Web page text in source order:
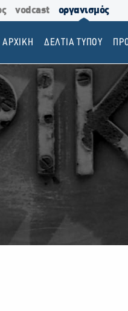
vodcast οργανισμός
ΑΡΧΙΚΗ ΔΕΛΤΙΑ ΤΥΠΟΥ